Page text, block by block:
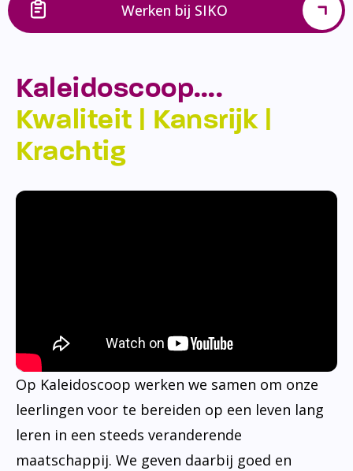
Werken bij SIKO
Kaleidoscoop….
Kwaliteit | Kansrijk |
Krachtig
Op Kaleidoscoop werken we samen om onze
leerlingen voor te bereiden op een leven lang
leren in een steeds veranderende
maatschappij. We geven daarbij goed en